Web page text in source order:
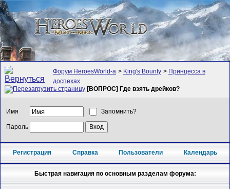
Форум HeroesWorld-а > King's Bounty > Принцесса в
доспехах
[ВОПРОС] Где взять дрейков?
Имя Запомнить?
Пароль
Регистрация Справка Пользователи Календарь
Быстрая навигация по основным разделам форума: